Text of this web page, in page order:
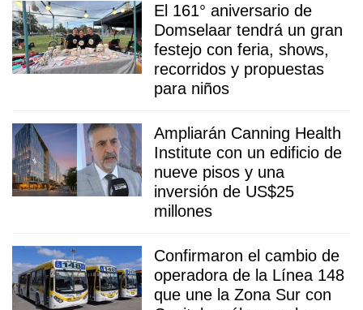
El 161° aniversario de
Domselaar tendrá un gran
festejo con feria, shows,
recorridos y propuestas
para niños
Ampliarán Canning Health
Institute con un edificio de
nueve pisos y una
inversión de US$25
millones
Confirmaron el cambio de
operadora de la Línea 148
que une la Zona Sur con